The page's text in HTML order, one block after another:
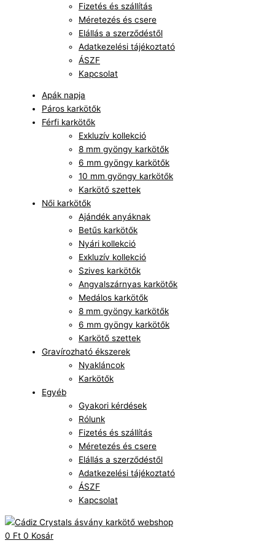
Fizetés és szállítás
Méretezés és csere
Elállás a szerződéstől
Adatkezelési tájékoztató
ÁSZF
Kapcsolat
Apák napja
Páros karkötők
Férfi karkötők
Exkluzív kollekció
8 mm gyöngy karkötők
6 mm gyöngy karkötők
10 mm gyöngy karkötők
Karkötő szettek
Női karkötők
Ajándék anyáknak
Betűs karkötők
Nyári kollekció
Exkluzív kollekció
Szives karkötők
Angyalszárnyas karkötők
Medálos karkötők
8 mm gyöngy karkötők
6 mm gyöngy karkötők
Karkötő szettek
Gravírozható ékszerek
Nyakláncok
Karkötők
Egyéb
Gyakori kérdések
Rólunk
Fizetés és szállítás
Méretezés és csere
Elállás a szerződéstől
Adatkezelési tájékoztató
ÁSZF
Kapcsolat
0 Ft 0 Kosár